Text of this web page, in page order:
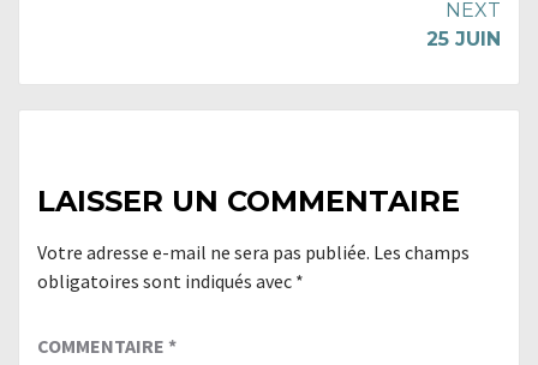
NEXT
25 JUIN
LAISSER UN COMMENTAIRE
Votre adresse e-mail ne sera pas publiée. Les champs
obligatoires sont indiqués avec *
COMMENTAIRE *